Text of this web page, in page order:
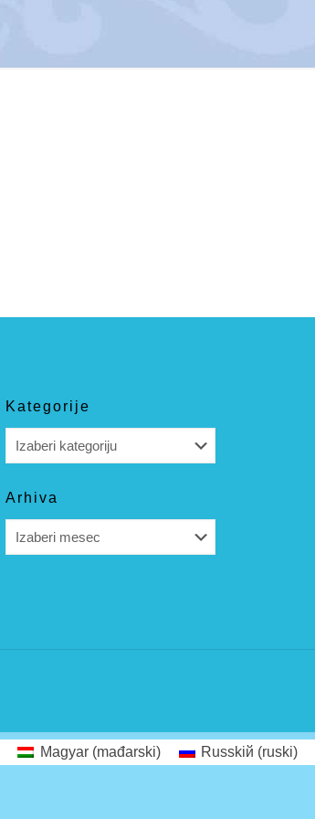
Kategorije
Arhiva
Magyar(mađarski) Russkiй (ruski)